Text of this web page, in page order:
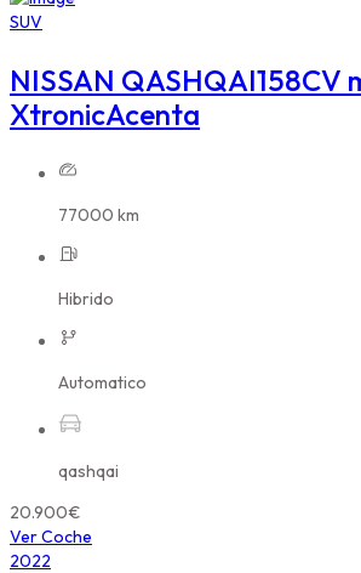
SUV
NISSAN QASHQAI158CV
XtronicAcenta
77000 km
Hibrido
Automatico
qashqai
20.900€
Ver Coche
2022